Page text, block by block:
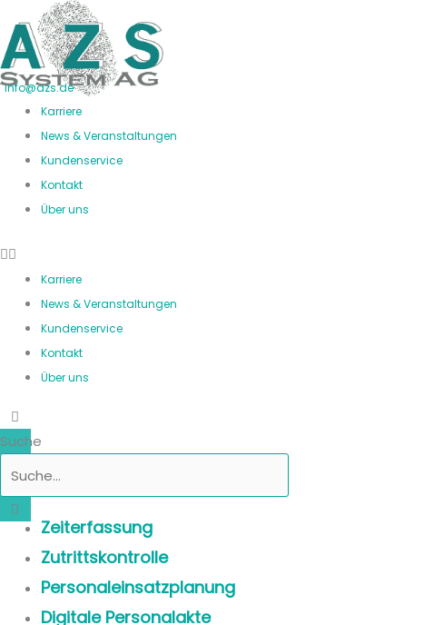
Inhalt
springen
info@azs.de
Karriere
News & Veranstaltungen
Kundenservice
Kontakt
Über uns
Karriere
News & Veranstaltungen
Kundenservice
Kontakt
Über uns
Suche
Zeiterfassung
Zutrittskontrolle
Personaleinsatzplanung
Digitale Personalakte